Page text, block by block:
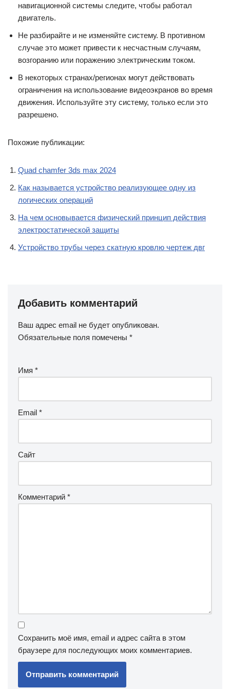
навигационной системы следите, чтобы работал
двигатель.
Не разбирайте и не изменяйте систему. В противном
случае это может привести к несчастным случаям,
возгоранию или поражению электрическим током.
В некоторых странах/регионах могут действовать
ограничения на использование видеоэкранов во время
движения. Используйте эту систему, только если это
разрешено.
Похожие публикации:
Quad chamfer 3ds max 2024
Как называется устройство реализующее одну из
логических операций
На чем основывается физический принцип действия
электростатической защиты
Устройство трубы через скатную кровлю чертеж двг
Добавить комментарий
Ваш адрес email не будет опубликован.
Обязательные поля помечены *
Имя *
Email *
Сайт
Комментарий *
Сохранить моё имя, email и адрес сайта в этом
браузере для последующих моих комментариев.